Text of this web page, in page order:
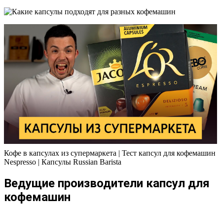
Кофе в капсулах из супермаркета | Тест капсул для кофемашин
Nespresso | Капсулы Russian Barista
Ведущие производители капсул для
кофемашин